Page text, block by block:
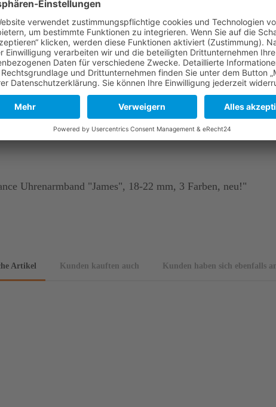
120 mm
120 mm 80 mm
und des Gerbprozesses kann es zu kleinen Unterschieden in
Uhrenarmband "James", 18-22 mm, 3 Farben, neu!"
Artikel Kunden kauften auch Kunden haben sich ebenfalls